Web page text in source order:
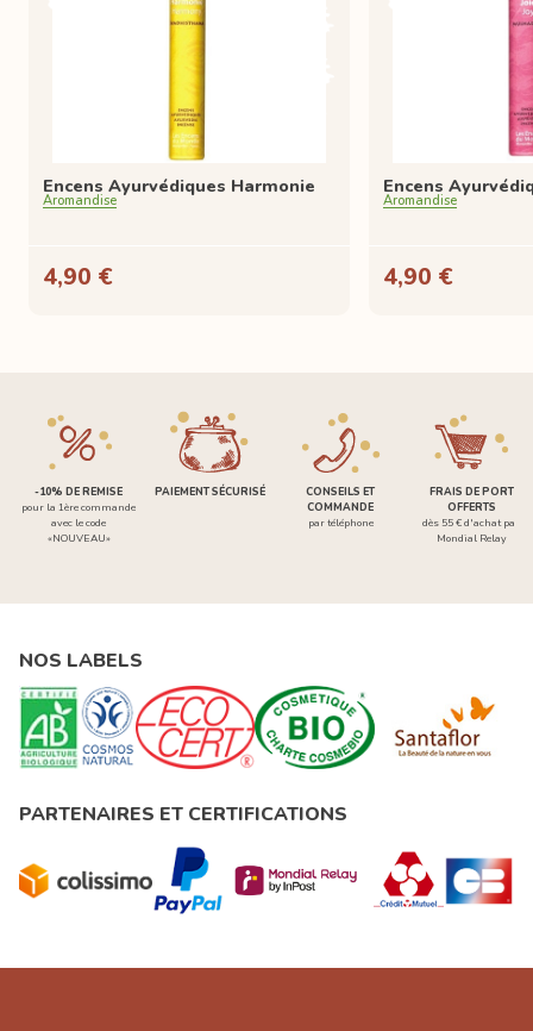
Encens Ayurvédiques Harmonie
Aromandise
4,90 €
Encens
Aromandise
4,90 €
-10% DE REMISE
pour la 1ère commande
avec le code
«NOUVEAU»
PAIEMENT SÉCURISÉ
CONSEILS ET
COMMANDE
par téléphone
FRAIS DE PORT
OFFERTS
dès 55 € d'achat par
Mondial Relay
NOS LABELS
PARTENAIRES ET CERTIFICATIONS